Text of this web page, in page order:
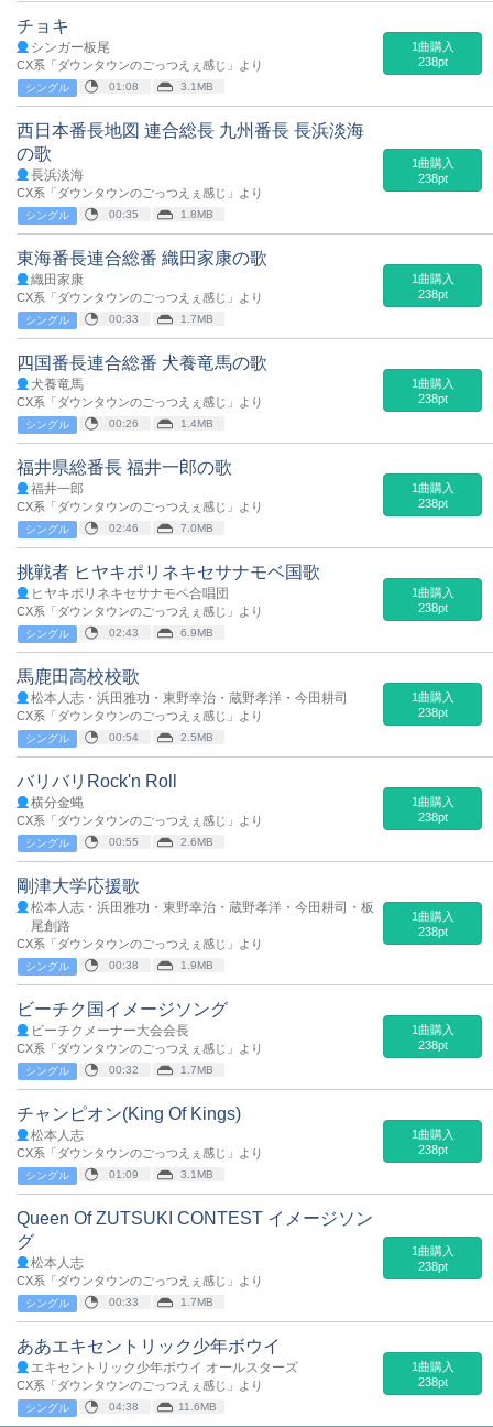
チョキ
シンガー板尾
CX系「ダウンタウンのごっつえぇ感じ」より
シングル 01:08 3.1MB
1曲購入
238pt
西日本番長地図 連合総長 九州番長 長浜淡海
の歌
長浜淡海
CX系「ダウンタウンのごっつえぇ感じ」より
シングル 00:35 1.8MB
1曲購入
238pt
東海番長連合総番 織田家康の歌
織田家康
CX系「ダウンタウンのごっつえぇ感じ」より
シングル 00:33 1.7MB
1曲購入
238pt
四国番長連合総番 犬養竜馬の歌
犬養竜馬
CX系「ダウンタウンのごっつえぇ感じ」より
シングル 00:26 1.4MB
1曲購入
238pt
福井県総番長 福井一郎の歌
福井一郎
CX系「ダウンタウンのごっつえぇ感じ」より
シングル 02:46 7.0MB
1曲購入
238pt
挑戦者 ヒヤキポリネキセサナモベ国歌
ヒヤキポリネキセサナモペ合唱団
CX系「ダウンタウンのごっつえぇ感じ」より
シングル 02:43 6.9MB
1曲購入
238pt
馬鹿田高校校歌
松本人志・浜田雅功・東野幸治・蔵野孝洋・今田耕司
CX系「ダウンタウンのごっつえぇ感じ」より
シングル 00:54 2.5MB
1曲購入
238pt
バリバリRock'n Roll
横分金蝿
CX系「ダウンタウンのごっつえぇ感じ」より
シングル 00:55 2.6MB
1曲購入
238pt
剛津大学応援歌
松本人志・浜田雅功・東野幸治・蔵野孝洋・今田耕司・板
尾創路
CX系「ダウンタウンのごっつえぇ感じ」より
シングル 00:38 1.9MB
1曲購入
238pt
ビーチク国イメージソング
ビーチクメーナー大会会長
CX系「ダウンタウンのごっつえぇ感じ」より
シングル 00:32 1.7MB
1曲購入
238pt
チャンピオン(King Of Kings)
松本人志
CX系「ダウンタウンのごっつえぇ感じ」より
シングル 01:09 3.1MB
1曲購入
238pt
Queen Of ZUTSUKI CONTEST イメージソン
グ
松本人志
CX系「ダウンタウンのごっつえぇ感じ」より
シングル 00:33 1.7MB
1曲購入
238pt
ああエキセントリック少年ボウイ
エキセントリック少年ボウイ オールスターズ
CX系「ダウンタウンのごっつえぇ感じ」より
シングル 04:38 11.6MB
1曲購入
238pt